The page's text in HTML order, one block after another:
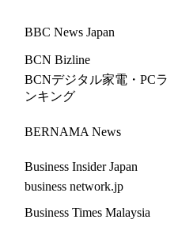
BBC News Japan
BCN Bizline
BCNデジタル家電・PCラ
ンキング
BERNAMA News
Business Insider Japan
business network.jp
Business Times Malaysia